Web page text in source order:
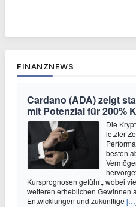
FINANZNEWS
Cardano (ADA) zeigt
mit Potenzial für 200%
Die
letzter
besten
Kursprognosen geführt, wobei
weiteren erheblichen Gewinnen
Entwicklungen und zukünftige